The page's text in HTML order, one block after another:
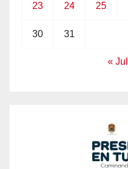
23 24 25
30 31
« Jul